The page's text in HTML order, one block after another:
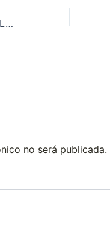
HOSPITAL MUNICIPAL DE VILLALONGA
no será publicada.